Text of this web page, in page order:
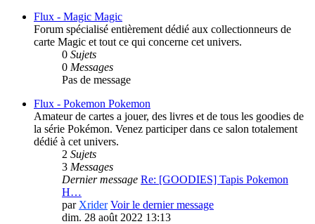
Flux - Magic Magic
Forum spécialisé entièrement dédié aux collectionneurs de
carte Magic et tout ce qui concerne cet univers.
0 Sujets
0 Messages
Pas de message
Flux - Pokemon Pokemon
Amateur de cartes a jouer, des livres et de tous les goodies de
la série Pokémon. Venez participer dans ce salon totalement
dédié à cet univers.
2 Sujets
3 Messages
Dernier message Re: [GOODIES] Tapis Pokemon
H…
par Xrider Voir le dernier message
dim. 28 août 2022 13:13